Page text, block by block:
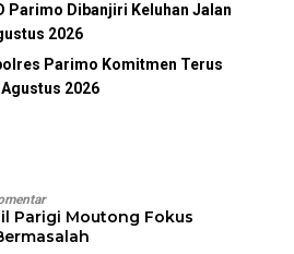
Parimo Dibanjiri Keluhan Jalan
2026
Parimo Komitmen Terus
2026
Parigi Moutong Fokus